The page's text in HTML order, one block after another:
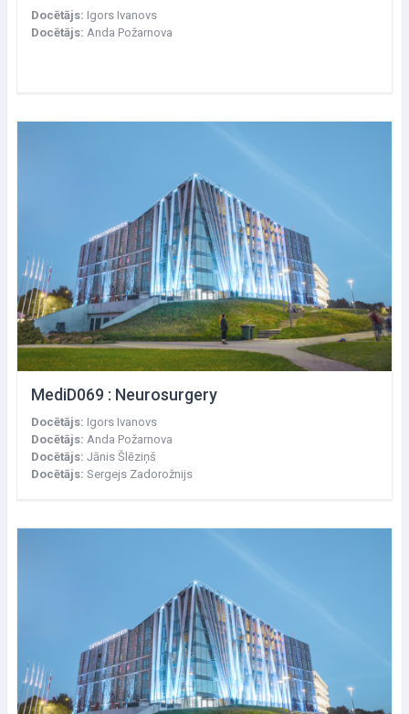
Docētājs: Igors Ivanovs
Docētājs: Anda Požarnova
MediD069 : Neurosurgery
Docētājs: Igors Ivanovs
Docētājs: Anda Požarnova
Docētājs: Jānis Šlēziņš
Docētājs: Sergejs Zadorožnijs